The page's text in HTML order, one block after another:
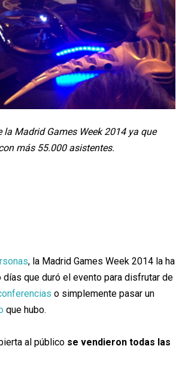
Madrid Games Week 2014 ya que
más 55.000 asistentes.
, la Madrid Games Week 2014 la ha
días que duró el evento para disfrutar de
o simplemente pasar un
que hubo.
al público se vendieron todas las